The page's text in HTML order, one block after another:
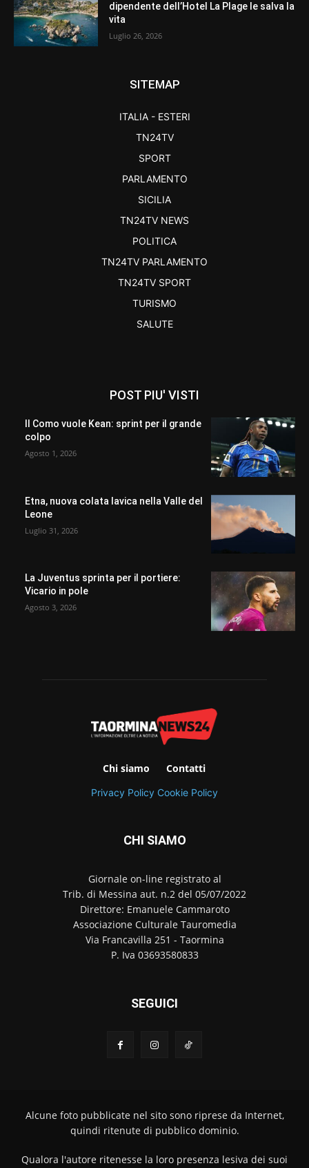
dipendente dell’Hotel La Plage le salva la
vita
Luglio 26, 2026
SITEMAP
ITALIA - ESTERI
TN24TV
SPORT
PARLAMENTO
SICILIA
TN24TV NEWS
POLITICA
TN24TV PARLAMENTO
TN24TV SPORT
TURISMO
SALUTE
POST PIU' VISTI
Il Como vuole Kean: sprint per il grande
colpo
Agosto 1, 2026
Etna, nuova colata lavica nella Valle del
Leone
Luglio 31, 2026
La Juventus sprinta per il portiere:
Vicario in pole
Agosto 3, 2026
Chi siamo Contatti
Privacy Policy Cookie Policy
CHI SIAMO
Giornale on-line registrato al
Trib. di Messina aut. n.2 del 05/07/2022
Direttore: Emanuele Cammaroto
Associazione Culturale Tauromedia
Via Francavilla 251 - Taormina
P. Iva 03693580833
SEGUICI
Alcune foto pubblicate nel sito sono riprese da Internet,
quindi ritenute di pubblico dominio.
Qualora l'autore ritenesse la loro presenza lesiva dei suoi